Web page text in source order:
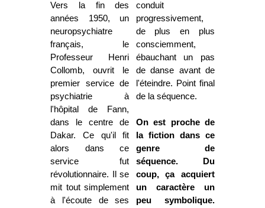
Vers la fin des
années 1950, un
neuropsychiatre
français, le
Professeur Henri
Collomb, ouvrit le
premier service de
psychiatrie à
l'hôpital de Fann,
dans le centre de
Dakar. Ce qu'il fit
alors dans ce
service fut
révolutionnaire. Il se
mit tout simplement
à l'écoute de ses
conduit
progressivement,
de plus en plus
consciemment,
ébauchant un pas
de danse avant de
l'éteindre. Point final
de la séquence.
On est proche de
la fiction dans ce
genre de
séquence. Du
coup, ça acquiert
un caractère un
peu symbolique.